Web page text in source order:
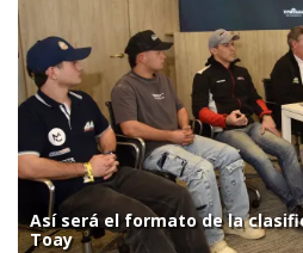
Así será el formato de la
Toay